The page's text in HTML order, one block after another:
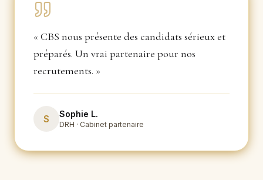
« CBS nous présente des candidats sérieux et
préparés. Un vrai partenaire pour nos
recrutements. »
S Sophie L.
DRH · Cabinet partenaire